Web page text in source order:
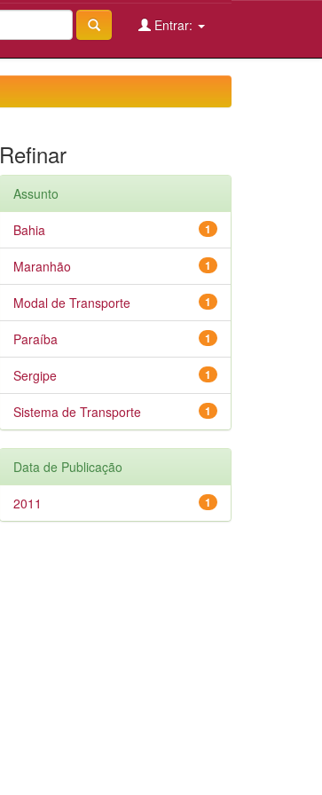
Entrar:
Refinar
Assunto
1
Bahia
1
Maranhão
1
Modal de Transporte
1
Paraíba
1
Sergipe
1
Sistema de Transporte
Data de Publicação
1
2011